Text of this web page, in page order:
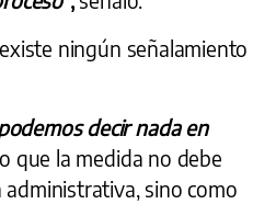
ningún señalamiento
decir nada en
que la medida no debe
sino como